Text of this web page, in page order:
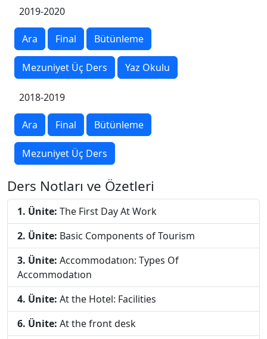
2019-2020
Ara Final Bütünleme
Mezuniyet Üç Ders Yaz Okulu
2018-2019
Ara Final Bütünleme
Mezuniyet Üç Ders
Ders Notları ve Özetleri
1. Ünite: The First Day At Work
2. Ünite: Basic Components of Tourism
3. Ünite: Accommodatıon: Types Of
Accommodatıon
4. Ünite: At the Hotel: Facilities
6. Ünite: At the front desk